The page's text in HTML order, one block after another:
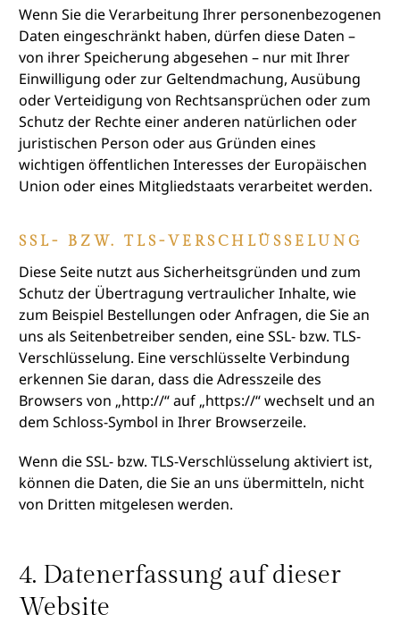
Wenn Sie die Verarbeitung Ihrer personenbezogenen
Daten eingeschränkt haben, dürfen diese Daten –
von ihrer Speicherung abgesehen – nur mit Ihrer
Einwilligung oder zur Geltendmachung, Ausübung
oder Verteidigung von Rechtsansprüchen oder zum
Schutz der Rechte einer anderen natürlichen oder
juristischen Person oder aus Gründen eines
wichtigen öffentlichen Interesses der Europäischen
Union oder eines Mitgliedstaats verarbeitet werden.
SSL- BZW. TLS-VERSCHLÜSSELUNG
Diese Seite nutzt aus Sicherheitsgründen und zum
Schutz der Übertragung vertraulicher Inhalte, wie
zum Beispiel Bestellungen oder Anfragen, die Sie an
uns als Seitenbetreiber senden, eine SSL- bzw. TLS-
Verschlüsselung. Eine verschlüsselte Verbindung
erkennen Sie daran, dass die Adresszeile des
Browsers von „http://“ auf „https://“ wechselt und an
dem Schloss-Symbol in Ihrer Browserzeile.
Wenn die SSL- bzw. TLS-Verschlüsselung aktiviert ist,
können die Daten, die Sie an uns übermitteln, nicht
von Dritten mitgelesen werden.
4. Datenerfassung auf dieser
Website